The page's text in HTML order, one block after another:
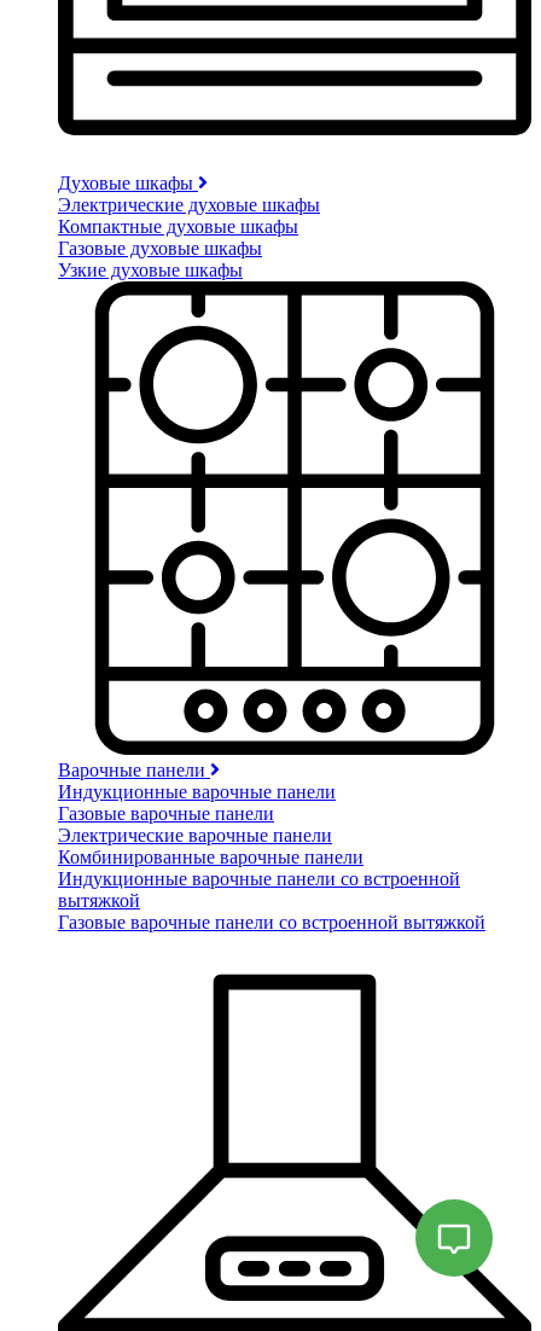
Духовые шкафы
Электрические духовые шкафы
Компактные духовые шкафы
Газовые духовые шкафы
Узкие духовые шкафы
Варочные панели
Индукционные варочные панели
Газовые варочные панели
Электрические варочные панели
Комбинированные варочные панели
Индукционные варочные панели со встроенной
вытяжкой
Газовые варочные панели со встроенной вытяжкой